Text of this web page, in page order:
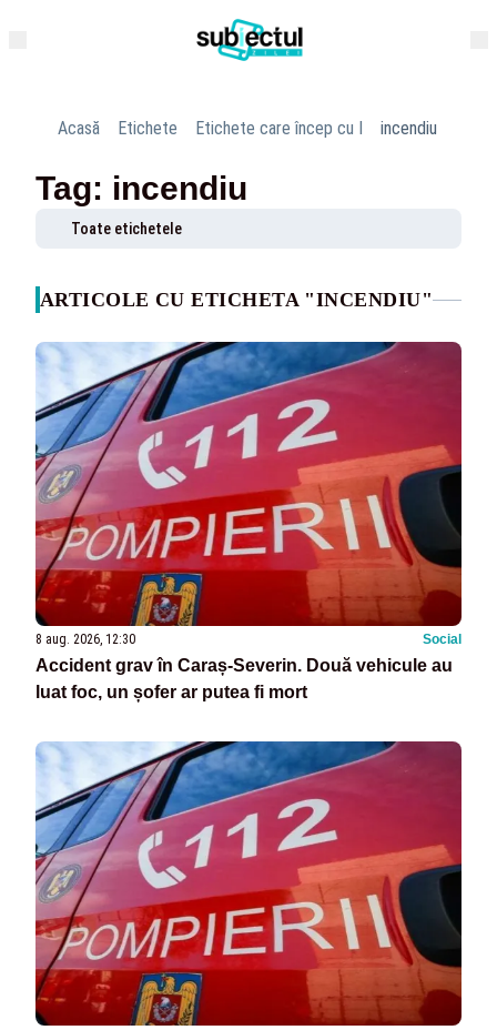
Acasă Etichete Etichete care încep cu I incendiu
Tag: incendiu
Toate etichetele
ARTICOLE CU ETICHETA "INCENDIU"
8 aug. 2026, 12:30 Social
Accident grav în Caraș-Severin. Două vehicule au
luat foc, un șofer ar putea fi mort